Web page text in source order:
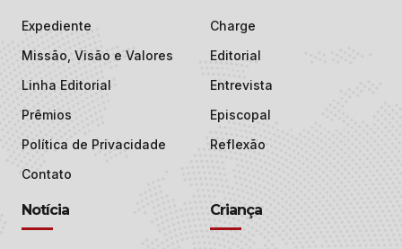
Expediente
Missão, Visão e Valores
Linha Editorial
Prêmios
Política de Privacidade
Contato
Charge
Editorial
Entrevista
Episcopal
Reflexão
Notícia Criança